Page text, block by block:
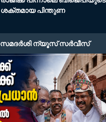
ശക്തമായ പിന്തുണ
സമദർശി ന്യൂസ് സർവീസ്